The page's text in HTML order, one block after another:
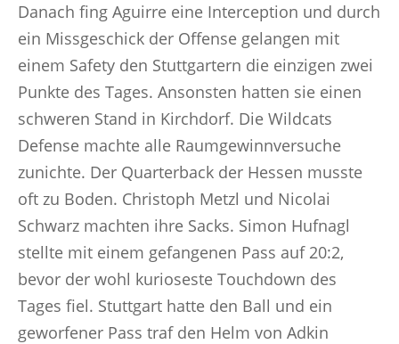
Danach fing Aguirre eine Interception und durch
ein Missgeschick der Offense gelangen mit
einem Safety den Stuttgartern die einzigen zwei
Punkte des Tages. Ansonsten hatten sie einen
schweren Stand in Kirchdorf. Die Wildcats
Defense machte alle Raumgewinnversuche
zunichte. Der Quarterback der Hessen musste
oft zu Boden. Christoph Metzl und Nicolai
Schwarz machten ihre Sacks. Simon Hufnagl
stellte mit einem gefangenen Pass auf 20:2,
bevor der wohl kurioseste Touchdown des
Tages fiel. Stuttgart hatte den Ball und ein
geworfener Pass traf den Helm von Adkin